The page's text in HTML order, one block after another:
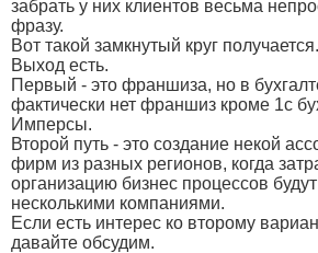
забрать у них клиентов весьма
фразу.
Вот такой замкнутый круг получается.
Выход есть.
Первый - это франшиза, но в
фактически нет франшиз кроме 1с
Имперсы.
Второй путь - это создание некой
фирм из разных регионов, когда
организацию бизнес процессов
несколькими компаниями.
Если есть интерес ко второму
давайте обсудим.